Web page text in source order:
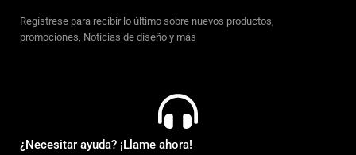
Regístrese para recibir lo último sobre nuevos productos,
promociones, Noticias de diseño y más
¿Necesitar ayuda? ¡Llame ahora!